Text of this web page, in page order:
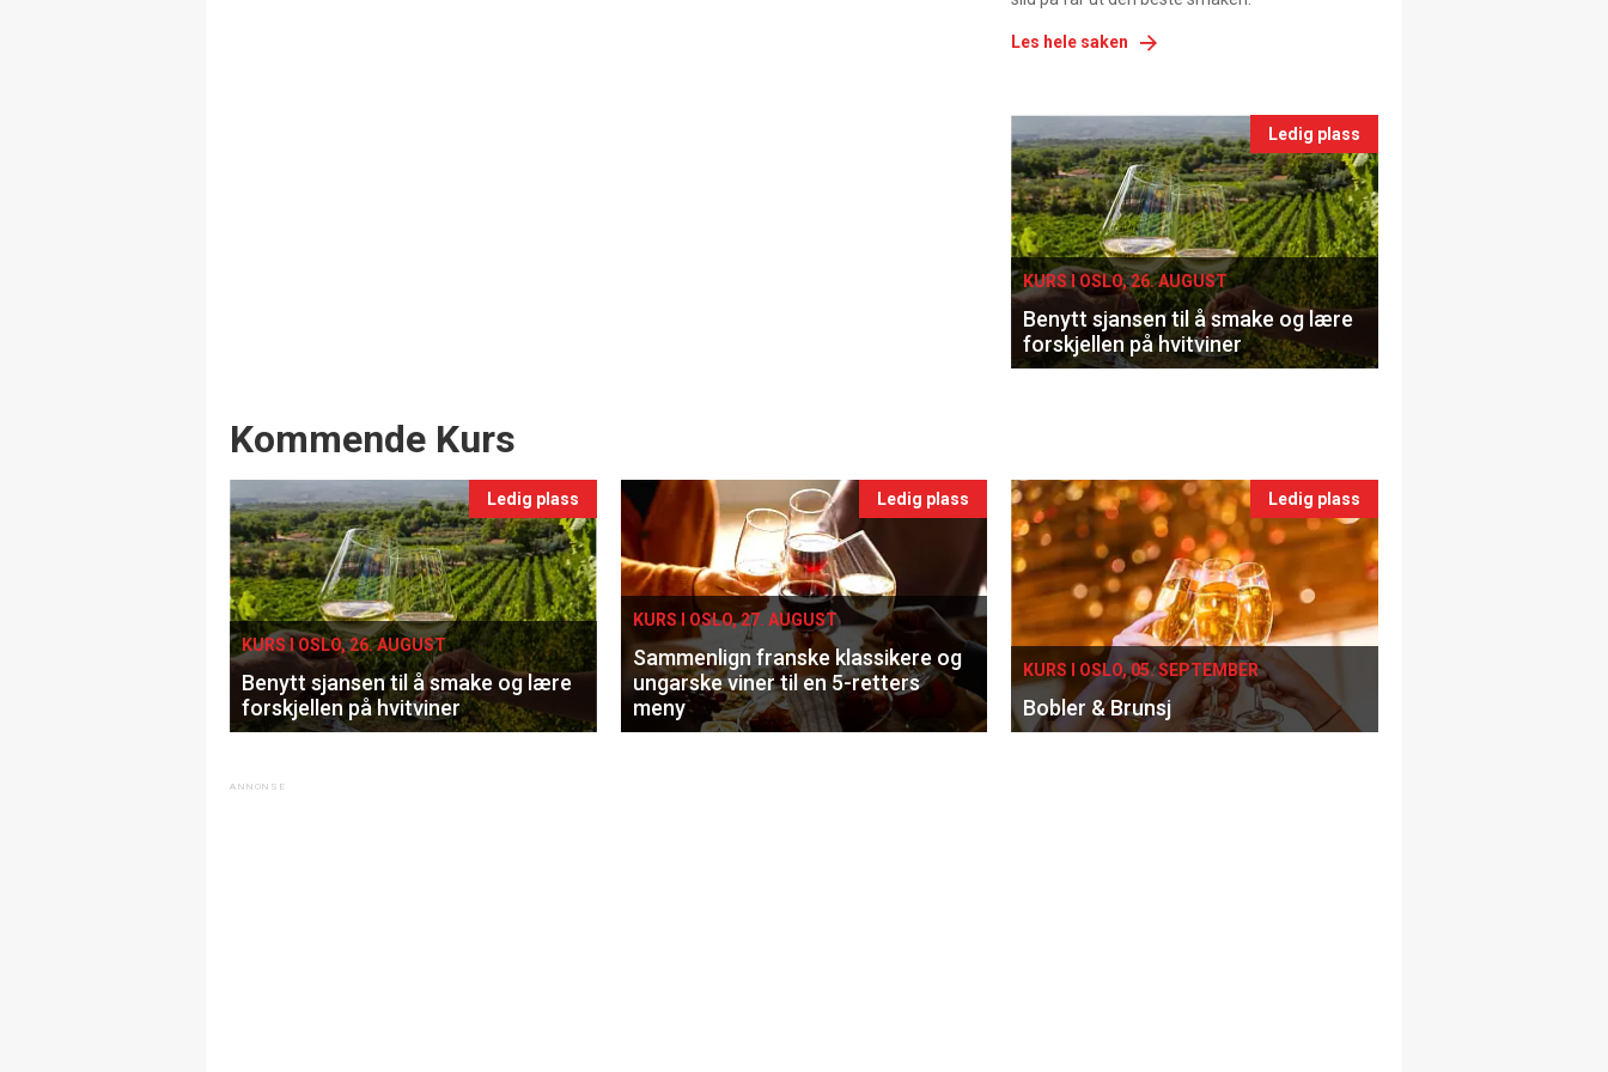
Les hele saken
Events
single
Ledig plass
KURS I OSLO, 26. AUGUST
Benytt sjansen til å smake og lære
forskjellen på hvitviner
Events
Kommende Kurs
Ledig plass
KURS I OSLO, 26. AUGUST
Benytt sjansen til å smake og lære
forskjellen på hvitviner
Ledig plass
KURS I OSLO, 27. AUGUST
Sammenlign franske klassikere og
ungarske viner til en 5-retters
meny
Ledig plass
KURS I OSLO, 05. SEPTEMBER
Bobler & Brunsj